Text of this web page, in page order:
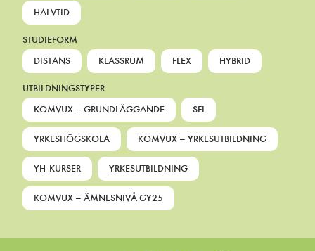
HALVTID
STUDIEFORM
DISTANS
KLASSRUM FLEX HYBRID
UTBILDNINGSTYPER
KOMVUX – GRUNDLÄGGANDE
SFI
YRKESHÖGSKOLA KOMVUX – YRKESUTBILDNING
YH-KURSER YRKESUTBILDNING
KOMVUX – ÄMNESNIVÅ GY25